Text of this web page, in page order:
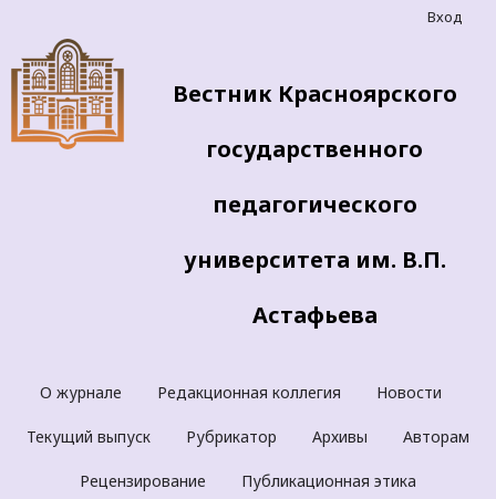
Вестник Красноярского
государственного
педагогического
университета им. В.П.
Астафьева
О журнале Редакционная коллегия Новости
Текущий выпуск Рубрикатор Архивы Авторам
Рецензирование Публикационная этика
Вход